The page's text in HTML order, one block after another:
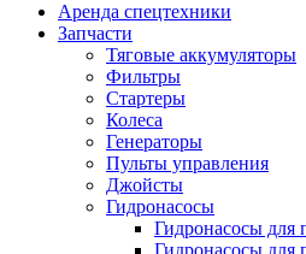
Аренда спецтехники
Запчасти
Тяговые аккумуляторы
Фильтры
Стартеры
Колеса
Генераторы
Пульты управления
Джойсты
Гидронасосы
Гидронасосы для